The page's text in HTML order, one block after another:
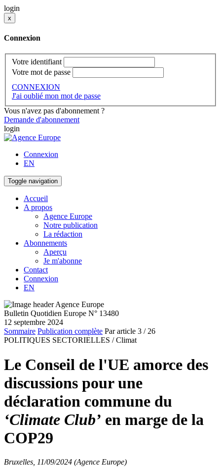
login
x
Connexion
Votre identifiant
Votre mot de passe
CONNEXION
J'ai oublié mon mot de passe
Vous n'avez pas d'abonnement ?
Demande d'abonnement
login
Connexion
EN
Toggle navigation
Accueil
A propos
Agence Europe
Notre publication
La rédaction
Abonnements
Aperçu
Je m'abonne
Contact
Connexion
EN
Bulletin Quotidien Europe N° 13480
12 septembre 2024
Sommaire Publication complète Par article 3 / 26
POLITIQUES SECTORIELLES / Climat
Le Conseil de l'UE amorce des
discussions pour une
déclaration commune du
‘Climate Club’ en marge de la
COP29
Bruxelles, 11/09/2024 (Agence Europe)